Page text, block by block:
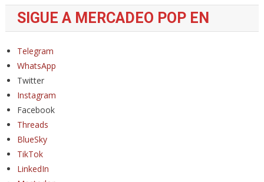
SIGUE A MERCADEO POP EN
Telegram
WhatsApp
Twitter
Instagram
Facebook
Threads
BlueSky
TikTok
LinkedIn